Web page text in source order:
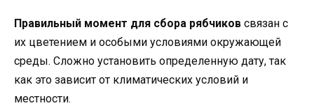
Правильный момент для сбора рябчиков связан с
их цветением и особыми условиями окружающей
среды. Сложно установить определенную дату, так
как это зависит от климатических условий и
местности.